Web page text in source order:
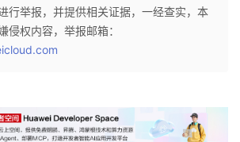
行举报，并提供相关证据，一经查实，本
侵权内容，举报邮箱：